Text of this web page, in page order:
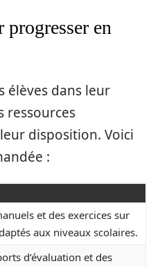
progresser en
élèves dans leur
ressources
disposition. Voici
:
et des exercices sur
aux niveaux scolaires.
d’évaluation et des